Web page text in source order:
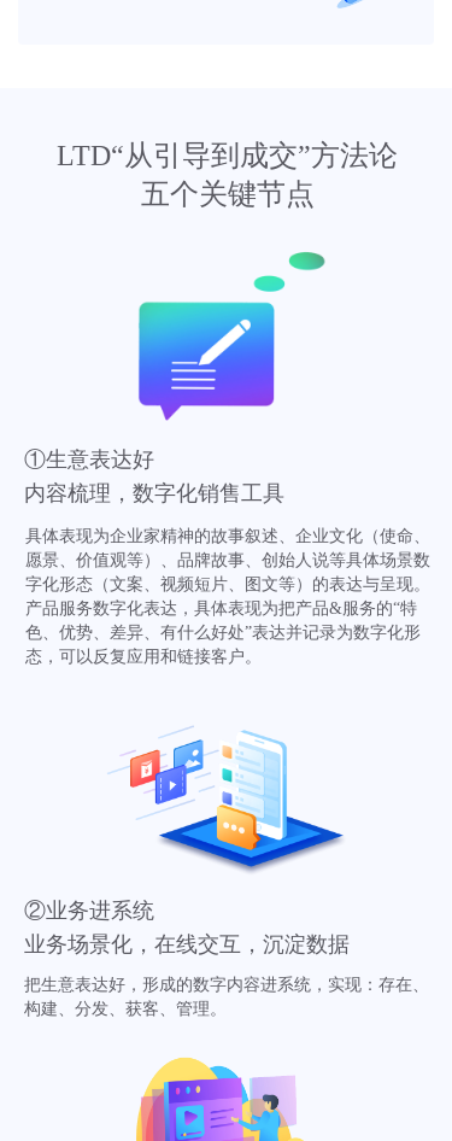
LTD“从引导到成交”方法论
五个关键节点
①生意表达好
内容梳理，数字化销售工具
具体表现为企业家精神的故事叙述、企业文化（使命、
愿景、价值观等）、品牌故事、创始人说等具体场景数
字化形态（文案、视频短片、图文等）的表达与呈现。
产品服务数字化表达，具体表现为把产品&服务的“特
色、优势、差异、有什么好处”表达并记录为数字化形
态，可以反复应用和链接客户。
②业务进系统
业务场景化，在线交互，沉淀数据
把生意表达好，形成的数字内容进系统，实现：存在、
构建、分发、获客、管理。